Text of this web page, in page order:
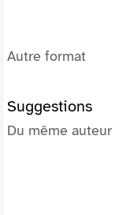
Autre format
Suggestions
Du même auteur